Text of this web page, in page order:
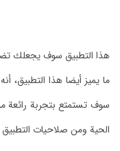
هذا التطبيق سوف يجعلك
ما يميز أيضا هذا
سوف تستمتع بتجربة رائعة
الحية ومن صلاحيات